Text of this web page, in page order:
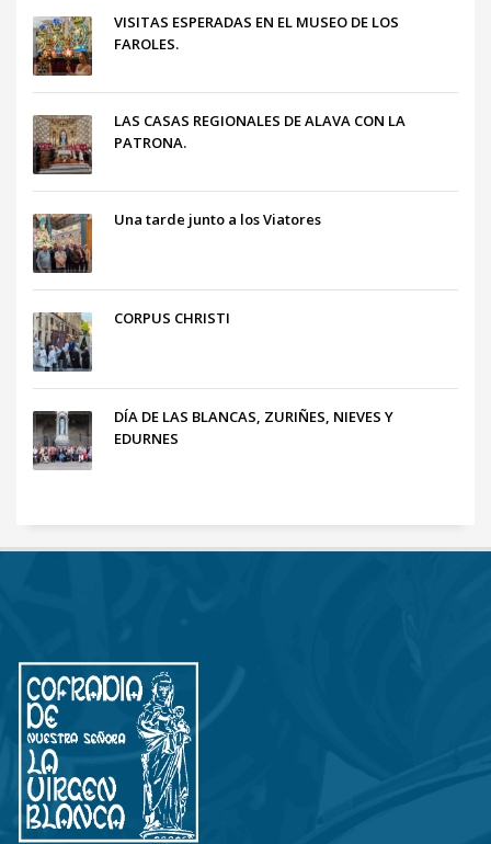
VISITAS ESPERADAS EN EL MUSEO DE LOS
FAROLES.
LAS CASAS REGIONALES DE ALAVA CON LA
PATRONA.
Una tarde junto a los Viatores
CORPUS CHRISTI
DÍA DE LAS BLANCAS, ZURIÑES, NIEVES Y
EDURNES